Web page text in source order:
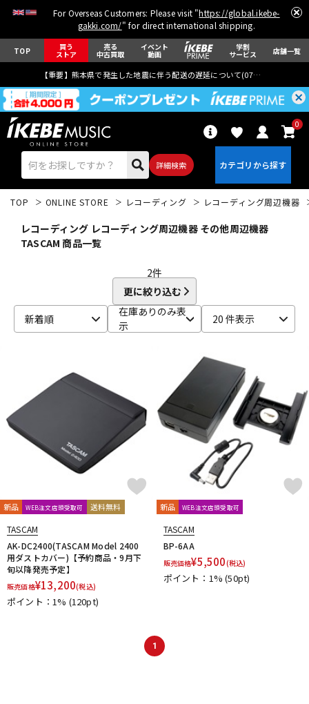
For Overseas Customers: Please visit "https://global.ikebe-
gakki.com/" for direct international shipping.
TOP 買う
ストア
売る
中古買取
イベント
動画
学割
サービス 店舗一覧
【重要】熊本県で発生した地震に伴う配送の遅延について(07月29日
詳細検索
0
ベース ウクレレ
ドラム パーカッション
電子ピアノ
その他楽器
DTM
TOP ONLINE STORE レコーディング レコーディング周辺機器
レコーディング レコーディング周辺機器 その他周辺機器
TASCAM 商品一覧
2件
更に絞り込む
新着順
在庫ありのみ表
示
20 件表示
新品 WEB注文店頭受取可 送料無料
TASCAM
AK-DC2400(TASCAM Model 2400
用ダストカバー)【予約商品・9月下
旬以降発売予定】
販売価格¥13,200(税込)
ポイント：1% (120pt)
新品 WEB注文店頭受取可
TASCAM
BP-6AA
販売価格¥5,500(税込)
ポイント：1%(50pt)
1